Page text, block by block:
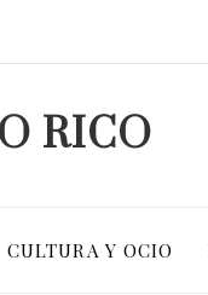
RICO
CULTURA Y OCIO